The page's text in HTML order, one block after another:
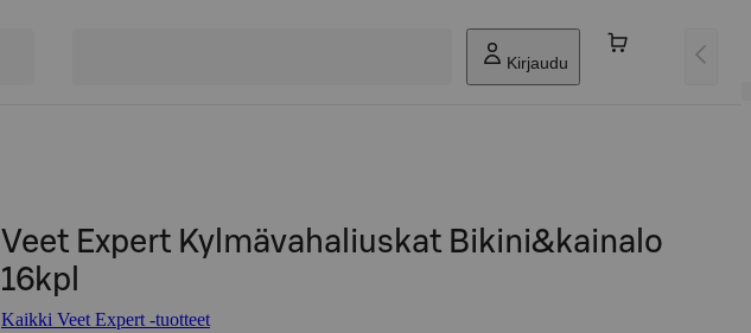
Kirjaudu
Veet Expert Kylmävahaliuskat Bikini&kainalo
16kpl
Kaikki Veet Expert -tuotteet